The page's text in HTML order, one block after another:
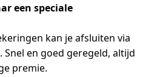
een speciale
kan je afsluiten via
Snel en goed geregeld, altijd
premie.